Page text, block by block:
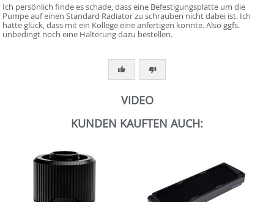
Ich persönlich finde es schade, dass eine Befestigungsplatte um die
Pumpe auf einen Standard Radiator zu schrauben nicht dabei ist. Ich
hatte glück, dass mit ein Kollege eine anfertigen konnte. Also ggfs.
unbedingt noch eine Halterung dazu bestellen.
VIDEO
KUNDEN KAUFTEN AUCH: